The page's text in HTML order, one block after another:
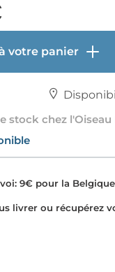
votre panier
stock chez l'Oiseau
9€ pour la
livrer ou récupérez